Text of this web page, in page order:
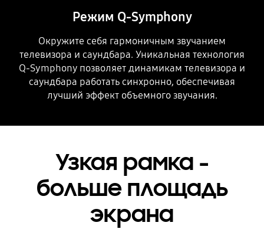
Режим Q-Symphony
Окружите себя гармоничным звучанием
телевизора и саундбара. Уникальная технология
Q-Symphony позволяет динамикам телевизора и
саундбара работать синхронно, обеспечивая
лучший эффект объемного звучания.
Узкая рамка -
больше площадь
экрана